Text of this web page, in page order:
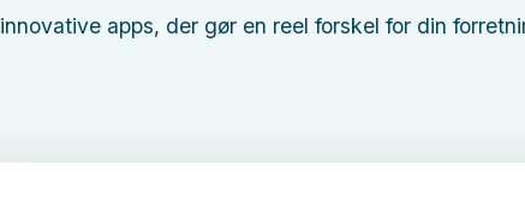
apps, der gør en reel forskel for din